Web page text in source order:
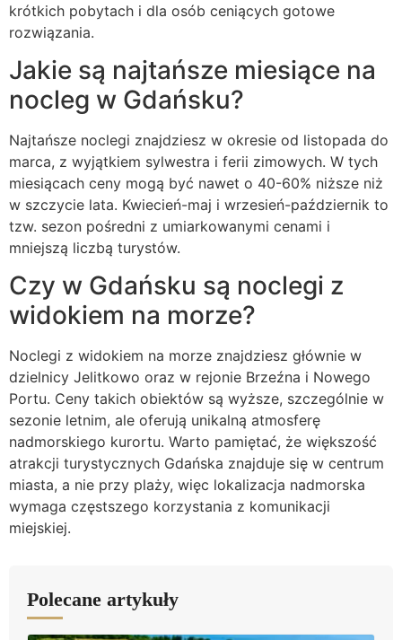
krótkich pobytach i dla osób ceniących gotowe
rozwiązania.
Jakie są najtańsze miesiące na
nocleg w Gdańsku?
Najtańsze noclegi znajdziesz w okresie od listopada do
marca, z wyjątkiem sylwestra i ferii zimowych. W tych
miesiącach ceny mogą być nawet o 40-60% niższe niż
w szczycie lata. Kwiecień-maj i wrzesień-październik to
tzw. sezon pośredni z umiarkowanymi cenami i
mniejszą liczbą turystów.
Czy w Gdańsku są noclegi z
widokiem na morze?
Noclegi z widokiem na morze znajdziesz głównie w
dzielnicy Jelitkowo oraz w rejonie Brzeźna i Nowego
Portu. Ceny takich obiektów są wyższe, szczególnie w
sezonie letnim, ale oferują unikalną atmosferę
nadmorskiego kurortu. Warto pamiętać, że większość
atrakcji turystycznych Gdańska znajduje się w centrum
miasta, a nie przy plaży, więc lokalizacja nadmorska
wymaga częstszego korzystania z komunikacji
miejskiej.
Polecane artykuły